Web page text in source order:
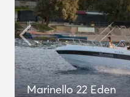
Marinello 22 Eden